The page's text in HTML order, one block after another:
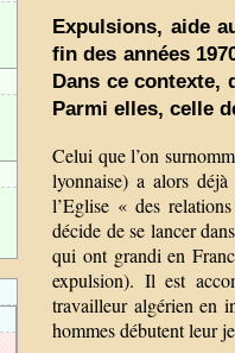
Expulsions, aide
fin des années
Dans ce contexte,
Parmi elles, celle
Celui que l’on
lyonnaise) a alors
l’Eglise « des
décide de se lancer
qui ont grandi en
expulsion). Il est
travailleur algérien en
hommes débutent leur